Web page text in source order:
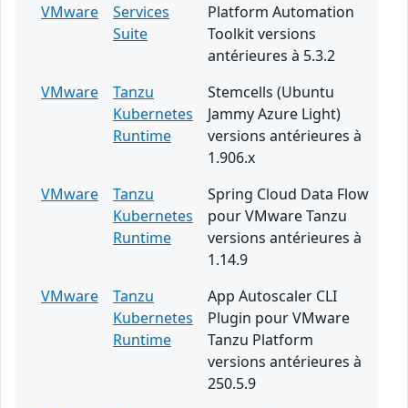
VMware
Services
Suite
Platform Automation
Toolkit versions
antérieures à 5.3.2
VMware
Tanzu
Kubernetes
Runtime
Stemcells (Ubuntu
Jammy Azure Light)
versions antérieures à
1.906.x
VMware
Tanzu
Kubernetes
Runtime
Spring Cloud Data Flow
pour VMware Tanzu
versions antérieures à
1.14.9
VMware
Tanzu
Kubernetes
Runtime
App Autoscaler CLI
Plugin pour VMware
Tanzu Platform
versions antérieures à
250.5.9